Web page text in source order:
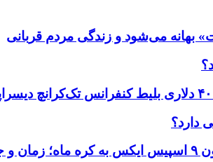
بهانه می‌شود و زندگی مردم قربانی
دارد؟